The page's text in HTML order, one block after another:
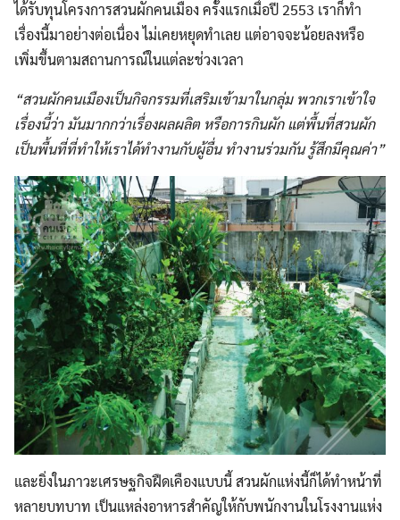
ได้รับทุนโครงการสวนผักคนเมือง ครั้งแรกเมื่อปี 2553 เราก็ทำ
เรื่องนี้มาอย่างต่อเนื่อง ไม่เคยหยุดทำเลย แต่อาจจะน้อยลงหรือ
เพิ่มขึ้นตามสถานการณ์ในแต่ละช่วงเวลา
“สวนผักคนเมืองเป็นกิจกรรมที่เสริมเข้ามาในกลุ่ม พวกเราเข้าใจ
เรื่องนี้ว่า มันมากกว่าเรื่องผลผลิต หรือการกินผัก แต่พื้นที่สวนผัก
เป็นพื้นที่ที่ทำให้เราได้ทำงานกับผู้อื่น ทำงานร่วมกัน รู้สึกมีคุณค่า”
และยิ่งในภาวะเศรษฐกิจฝืดเคืองแบบนี้ สวนผักแห่งนี้ก็ได้ทำหน้าที่
หลายบทบาท เป็นแหล่งอาหารสำคัญให้กับพนักงานในโรงงานแห่ง